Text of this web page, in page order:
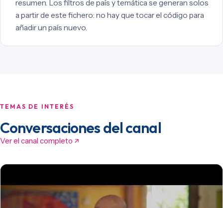
resumen. Los filtros de país y temática se generan solos
a partir de este fichero: no hay que tocar el código para
añadir un país nuevo.
TEMAS DE INTERÉS
Conversaciones del canal
Ver el canal completo